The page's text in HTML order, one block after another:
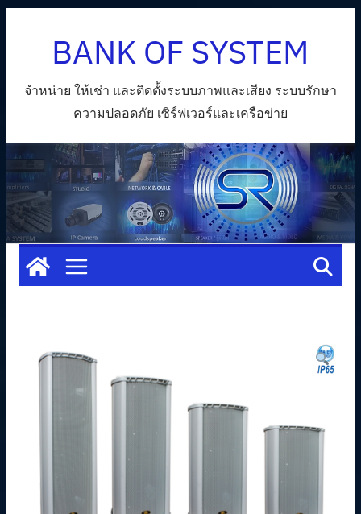
BANK OF SYSTEM
จำหน่าย ให้เช่า และติดตั้งระบบภาพและเสียง ระบบรักษา
ความปลอดภัย เซิร์ฟเวอร์และเครือข่าย